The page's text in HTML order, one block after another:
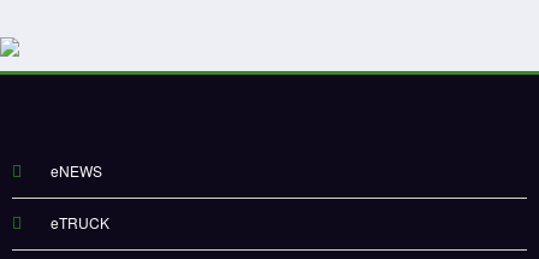
eNEWS
eTRUCK